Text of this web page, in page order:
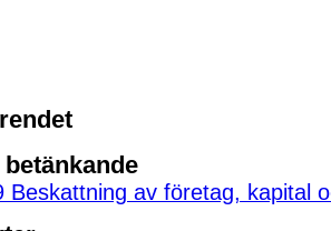
Beskattning av företag, kapital